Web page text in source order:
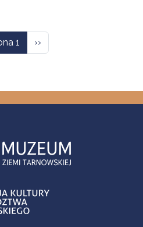
1 Następna strona
››